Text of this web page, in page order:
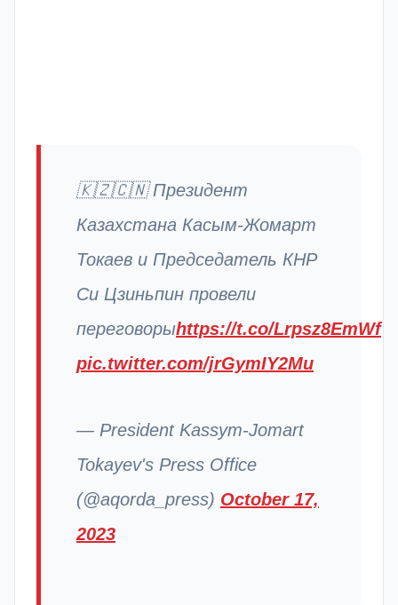
🇰🇿🇨🇳 Президент
Казахстана Касым-Жомарт
Токаев и Председатель КНР
Си Цзиньпин провели
переговорыhttps://t.co/Lrpsz8EmWf
pic.twitter.com/jrGymIY2Mu
— President Kassym-Jomart
Tokayev's Press Office
(@aqorda_press) October 17,
2023